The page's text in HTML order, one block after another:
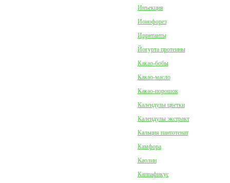
Инъекция
Ионофорез
Ирританты
Йогурта протеины
Какао-бобы
Какао-масло
Какао-порошок
Календулы цветки
Календулы экстракт
Кальция пантотенат
Камфора
Каолин
Каппафикус